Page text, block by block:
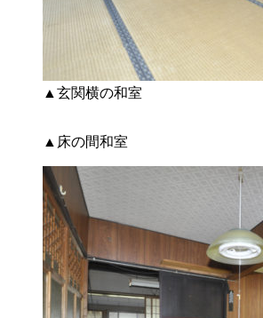
▲玄関横の和室
▲床の間和室